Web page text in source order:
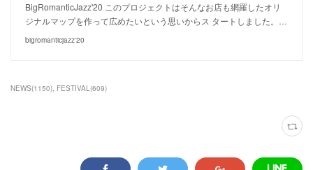
BigRomanticJazz'20 このプロジェクトはそんなお店も網羅したオリ
ジナルマップを作って広めたいという思いからス タートしました。…
bigromanticjazz'20
NEWS(1150) FESTIVAL(609)